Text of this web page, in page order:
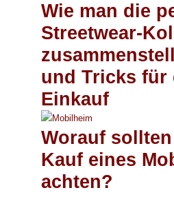
Wie man die
Streetwear-
und Tricks für
Einkauf
Worauf
Kauf eines
achten?